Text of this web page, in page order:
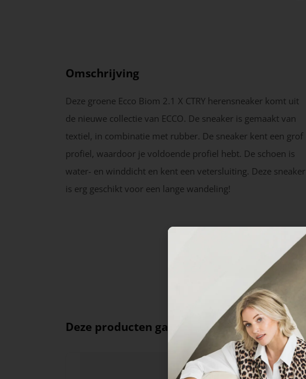
Omschrijving
Deze groene Ecco Biom 2.1 X CTRY herensneaker komt uit
de nieuwe collectie van ECCO. De sneaker is gemaakt van
textiel, in combinatie met rubber. De sneaker kent een grof
profiel, waardoor je voldoende profiel hebt. De schoen is
water- en winddicht en kent een vetersluiting. Deze sneaker
is erg geschikt voor een lange wandeling!
Deze producten ga je leuk vinden